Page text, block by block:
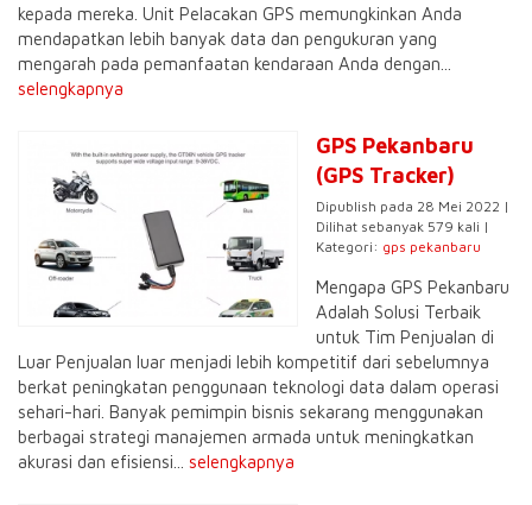
kepada mereka. Unit Pelacakan GPS memungkinkan Anda
mendapatkan lebih banyak data dan pengukuran yang
mengarah pada pemanfaatan kendaraan Anda dengan...
selengkapnya
GPS Pekanbaru
(GPS Tracker)
Dipublish pada 28 Mei 2022 |
Dilihat sebanyak 579 kali |
Kategori: gps pekanbaru
Mengapa GPS Pekanbaru
Adalah Solusi Terbaik
untuk Tim Penjualan di
Luar Penjualan luar menjadi lebih kompetitif dari sebelumnya
berkat peningkatan penggunaan teknologi data dalam operasi
sehari-hari. Banyak pemimpin bisnis sekarang menggunakan
berbagai strategi manajemen armada untuk meningkatkan
akurasi dan efisiensi... selengkapnya